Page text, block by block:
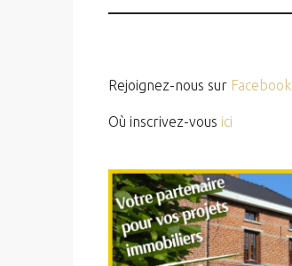
Rejoignez-nous sur Facebook
Où inscrivez-vous ici